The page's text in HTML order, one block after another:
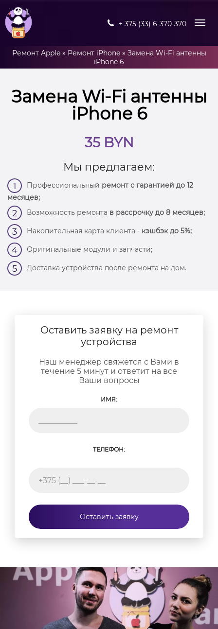
+ 375 (33) 6-370-370
Ремонт Apple» Ремонт iPhone» Замена Wi-Fi антенны
iPhone 6
Замена Wi-Fi антенны
iPhone 6
35 BYN
Мы предлагаем:
1 Профессиональный ремонт с гарантией до 12
месяцев;
2 Возможность ремонта в рассрочку до 8 месяцев;
3 Накопительная карта клиента - кэшбэк до 5%;
4 Оригинальные модули и запчасти;
5 Доставка устройства после ремонта на дом.
Оставить заявку на ремонт
устройства
Наш менеджер свяжется с Вами в
течение 5 минут и ответит на все
Ваши вопросы
ИМЯ:
ТЕЛЕФОН:
Оставить заявку